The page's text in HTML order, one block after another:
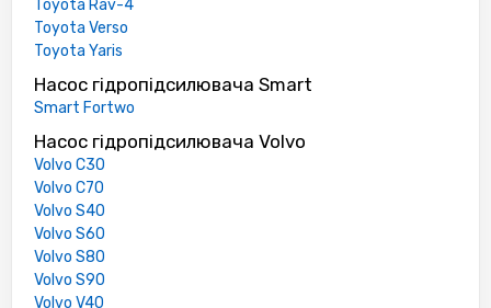
Toyota Rav-4
Toyota Verso
Toyota Yaris
Насос гідропідсилювача Smart
Smart Fortwo
Насос гідропідсилювача Volvo
Volvo C30
Volvo C70
Volvo S40
Volvo S60
Volvo S80
Volvo S90
Volvo V40